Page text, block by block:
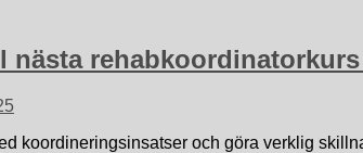
nästa
koordineringsinsatser och göra verklig